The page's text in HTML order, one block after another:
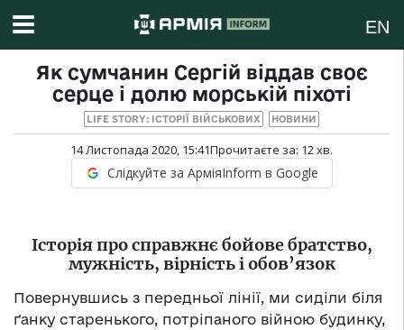
EN
Як сумчанин Сергій віддав своє
серце і долю морській піхоті
LIFE STORY: ІСТОРІЇ ВІЙСЬКОВИХ НОВИНИ
14 Листопада 2020, 15:41Прочитаєте за: 12хв.
Слідкуйте за АрміяInform в Google
Історія про справжнє бойове братство,
мужність, вірність і обов’язок
Повернувшись з передньої лінії, ми сиділи біля
ґанку старенького, потріпаного війною будинку,